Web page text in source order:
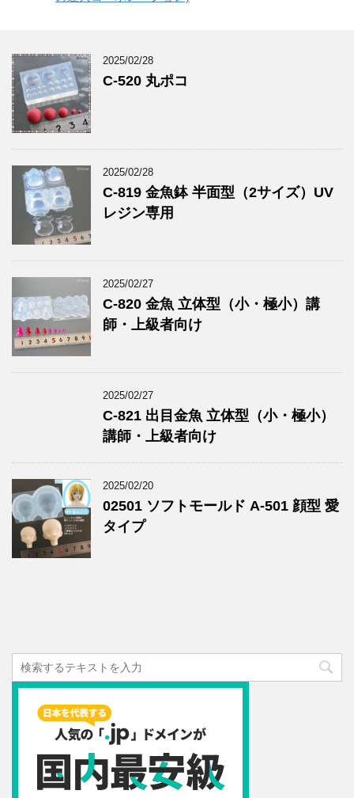
2025/02/28
C-520 丸ポコ
2025/02/28
C-819 金魚鉢 半面型（2サイズ）UV
レジン専用
2025/02/27
C-820 金魚 立体型（小・極小）講
師・上級者向け
2025/02/27
C-821 出目金魚 立体型（小・極小）
講師・上級者向け
2025/02/20
02501 ソフトモールド A-501 顔型 愛
タイプ